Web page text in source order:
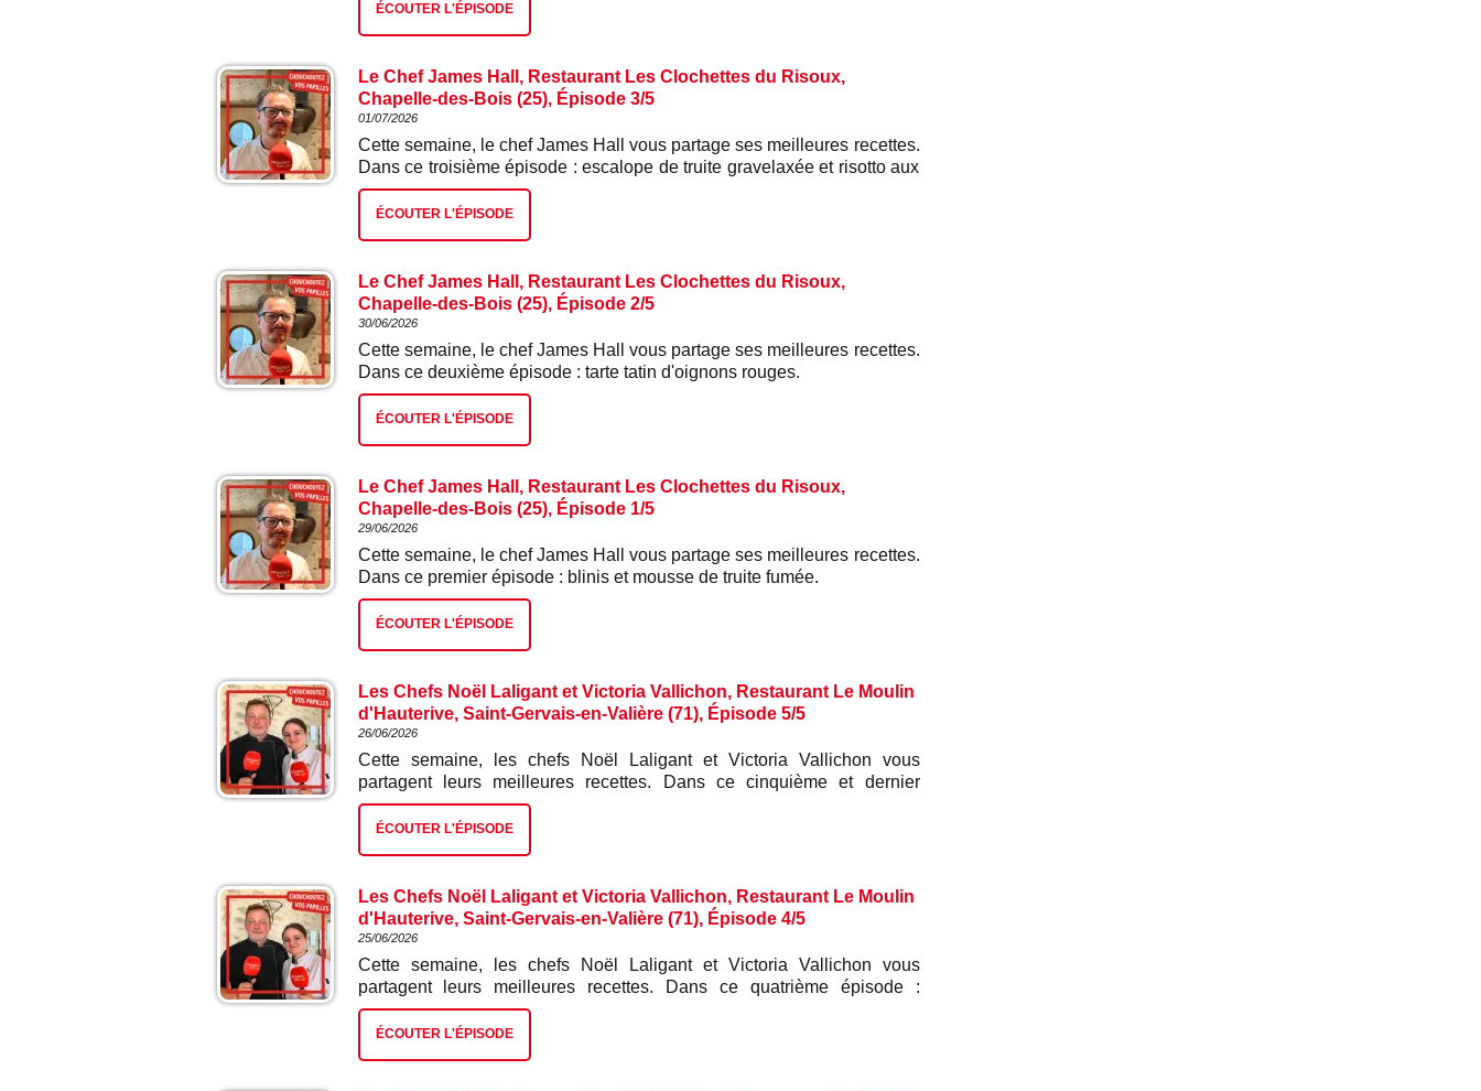
ÉCOUTER L'ÉPISODE
Le Chef James Hall, Restaurant Les Clochettes du Risoux,
Chapelle-des-Bois (25), Épisode 3/5
01/07/2026
Cette semaine, le chef James Hall vous partage ses meilleures recettes.
Dans ce troisième épisode : escalope de truite gravelaxée et risotto aux
écrevisses.
ÉCOUTER L'ÉPISODE
Le Chef James Hall, Restaurant Les Clochettes du Risoux,
Chapelle-des-Bois (25), Épisode 2/5
30/06/2026
Cette semaine, le chef James Hall vous partage ses meilleures recettes.
Dans ce deuxième épisode : tarte tatin d'oignons rouges.
ÉCOUTER L'ÉPISODE
Le Chef James Hall, Restaurant Les Clochettes du Risoux,
Chapelle-des-Bois (25), Épisode 1/5
29/06/2026
Cette semaine, le chef James Hall vous partage ses meilleures recettes.
Dans ce premier épisode : blinis et mousse de truite fumée.
ÉCOUTER L'ÉPISODE
Les Chefs Noël Laligant et Victoria Vallichon, Restaurant Le Moulin
d'Hauterive, Saint-Gervais-en-Valière (71), Épisode 5/5
26/06/2026
Cette semaine, les chefs Noël Laligant et Victoria Vallichon vous
partagent leurs meilleures recettes. Dans ce cinquième et dernier
épisode : nougat glacé.
ÉCOUTER L'ÉPISODE
Les Chefs Noël Laligant et Victoria Vallichon, Restaurant Le Moulin
d'Hauterive, Saint-Gervais-en-Valière (71), Épisode 4/5
25/06/2026
Cette semaine, les chefs Noël Laligant et Victoria Vallichon vous
partagent leurs meilleures recettes. Dans ce quatrième épisode :
poitrine de porc confite.
ÉCOUTER L'ÉPISODE